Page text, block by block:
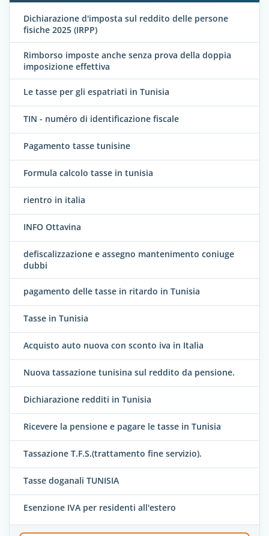
Dichiarazione d'imposta sul reddito delle persone
fisiche 2025 (IRPP)
Rimborso imposte anche senza prova della doppia
imposizione effettiva
Le tasse per gli espatriati in Tunisia
TIN - numéro di identificazione fiscale
Pagamento tasse tunisine
Formula calcolo tasse in tunisia
rientro in italia
INFO Ottavina
defiscalizzazione e assegno mantenimento coniuge
dubbi
pagamento delle tasse in ritardo in Tunisia
Tasse in Tunisia
Acquisto auto nuova con sconto iva in Italia
Nuova tassazione tunisina sul reddito da pensione.
Dichiarazione redditi in Tunisia
Ricevere la pensione e pagare le tasse in Tunisia
Tassazione T.F.S.(trattamento fine servizio).
Tasse doganali TUNISIA
Esenzione IVA per residenti all'estero